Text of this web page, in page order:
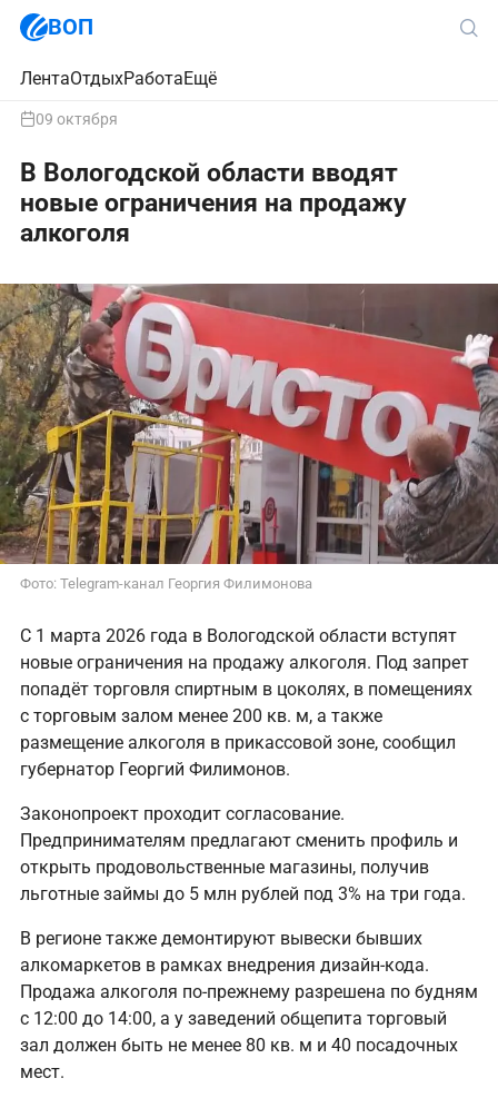
ВОП
ЛентаОтдыхРаботаЕщё
09 октября
В Вологодской области вводят
новые ограничения на продажу
алкоголя
Фото: Telegram-канал Георгия Филимонова
С 1 марта 2026 года в Вологодской области вступят
новые ограничения на продажу алкоголя. Под запрет
попадёт торговля спиртным в цоколях, в помещениях
с торговым залом менее 200 кв. м, а также
размещение алкоголя в прикассовой зоне, сообщил
губернатор Георгий Филимонов.
Законопроект проходит согласование.
Предпринимателям предлагают сменить профиль и
открыть продовольственные магазины, получив
льготные займы до 5 млн рублей под 3% на три года.
В регионе также демонтируют вывески бывших
алкомаркетов в рамках внедрения дизайн-кода.
Продажа алкоголя по-прежнему разрешена по будням
с 12:00 до 14:00, а у заведений общепита торговый
зал должен быть не менее 80 кв. м и 40 посадочных
мест.